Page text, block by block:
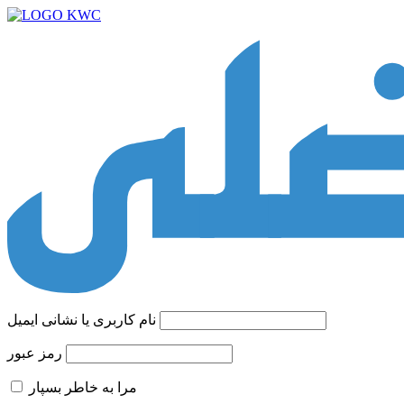
نام کاربری یا نشانی ایمیل
رمز عبور
مرا به خاطر بسپار